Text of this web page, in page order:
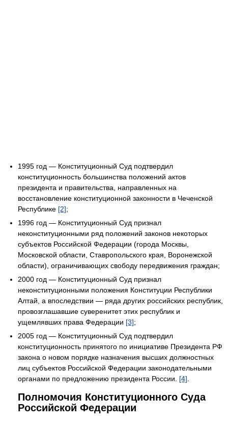
1995 год — Конституционный Суд подтвердил
конституционность большинства положений актов
президента и правительства, направленных на
восстановление конституционной законности в Чеченской
Республике [2];
1996 год — Конституционный Суд признал
неконституционными ряд положений законов некоторых
субъектов Российской Федерации (города Москвы,
Московской области, Ставропольского края, Воронежской
области), ограничивающих свободу передвижения граждан;
2000 год — Конституционный Суд признал
неконституционными положения Конституции Республики
Алтай, а впоследствии — ряда других российских республик,
провозглашавшие суверенитет этих республик и
ущемлявших права Федерации [3];
2005 год — Конституционный Суд подтвердил
конституционность принятого по инициативе Президента РФ
закона о новом порядке назначения высших должностных
лиц субъектов Российской Федерации законодательными
органами по предложению президента России. [4]
Полномочия Конституционного Суда
Российской Федерации